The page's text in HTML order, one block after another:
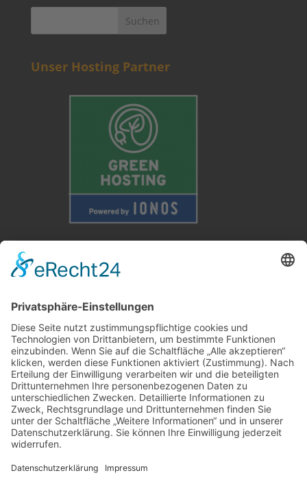
Unser Hosting Partner
Weitere Informationen
Kontakt
Newsletter
FAQ
Schlagworte
Datenschutz
Impressum